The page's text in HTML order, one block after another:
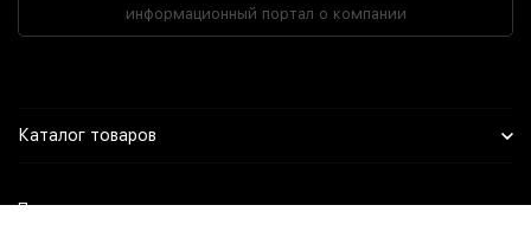
информационный портал о компании
Каталог товаров
Политика персональных данных